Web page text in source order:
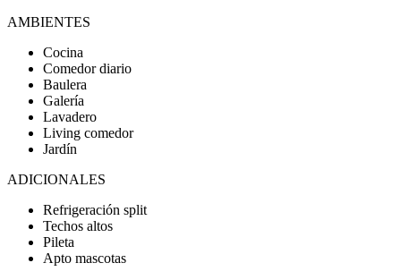
AMBIENTES
Cocina
Comedor diario
Baulera
Galería
Lavadero
Living comedor
Jardín
ADICIONALES
Refrigeración split
Techos altos
Pileta
Apto mascotas